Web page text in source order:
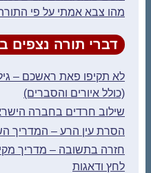
מהו צבא אמתי על פי
דברי תורה נצפים
לא תקיפו פאת ראשכם –
(כולל איורים והסברים)
שילוב חרדים בחברה
הסרת עין הרע – המדריך
חזרה בתשובה – מדריך
לחץ ודאגות